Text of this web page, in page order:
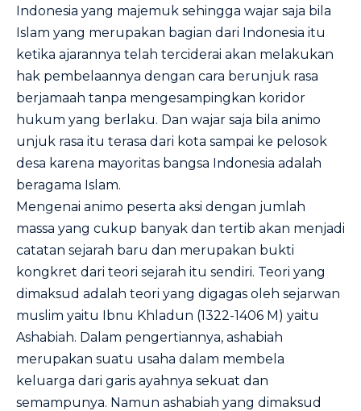
Indonesia yang majemuk sehingga wajar saja bila
Islam yang merupakan bagian dari Indonesia itu
ketika ajarannya telah terciderai akan melakukan
hak pembelaannya dengan cara berunjuk rasa
berjamaah tanpa mengesampingkan koridor
hukum yang berlaku. Dan wajar saja bila animo
unjuk rasa itu terasa dari kota sampai ke pelosok
desa karena mayoritas bangsa Indonesia adalah
beragama Islam.
Mengenai animo peserta aksi dengan jumlah
massa yang cukup banyak dan tertib akan menjadi
catatan sejarah baru dan merupakan bukti
kongkret dari teori sejarah itu sendiri. Teori yang
dimaksud adalah teori yang digagas oleh sejarwan
muslim yaitu Ibnu Khladun (1322-1406 M) yaitu
Ashabiah. Dalam pengertiannya, ashabiah
merupakan suatu usaha dalam membela
keluarga dari garis ayahnya sekuat dan
semampunya. Namun ashabiah yang dimaksud